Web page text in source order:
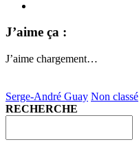
J’aime ça :
J’aime chargement…
Serge-André Guay Non classé
RECHERCHE